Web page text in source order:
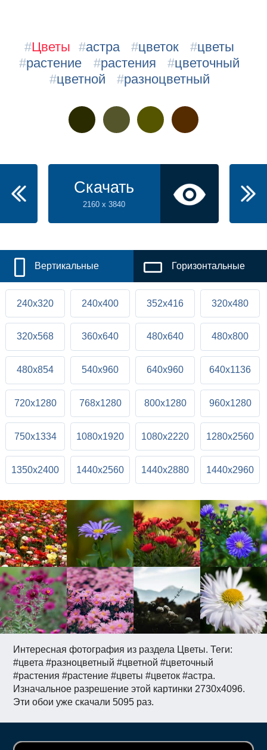
Интересная фотография из раздела Цветы. Теги:
#цвета #разноцветный #цветной #цветочный
#растения #растение #цветы #цветок #астра.
Изначальное разрешение этой картинки 2730x4096.
Эти обои уже скачали 5095 раз.
#Цветы #астра #цветок #цветы
#растение #растения #цветочный
#цветной #разноцветный
Скачать
2160 x 3840
Вертикальные Горизонтальные
240x320 240x400 352x416 320x480
320x568 360x640 480x640 480x800
480x854 540x960 640x960 640x1136
720x1280 768x1280 800x1280 960x1280
750x1334 1080x1920 1080x2220 1280x2560
1350x2400 1440x2560 1440x2880 1440x2960